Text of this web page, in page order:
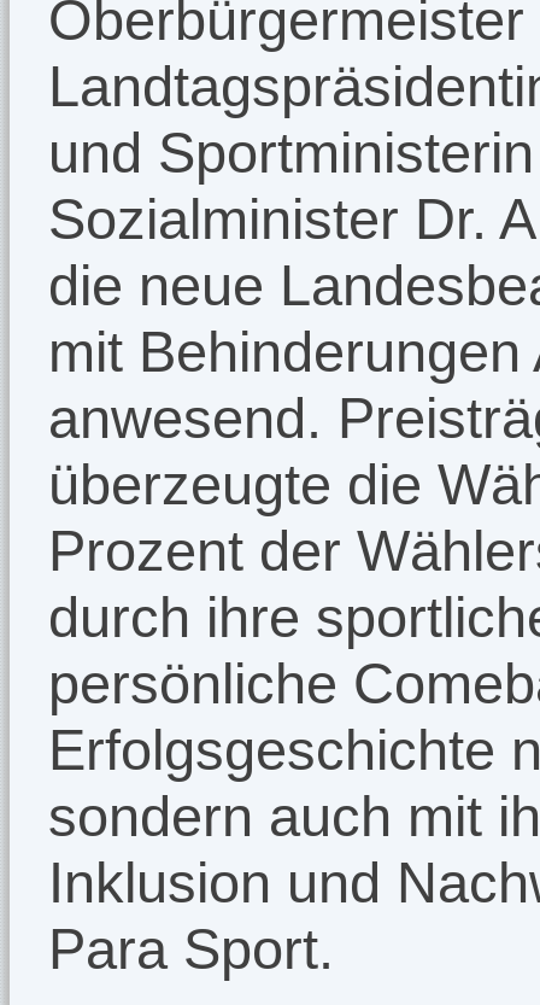
und
Sozialminister Dr.
die neue
mit
anwesend.
überzeugte die
Prozent der
durch ihre
persönliche
Erfolgsgeschichte
sondern auch mit
Inklusion und
Para Sport.